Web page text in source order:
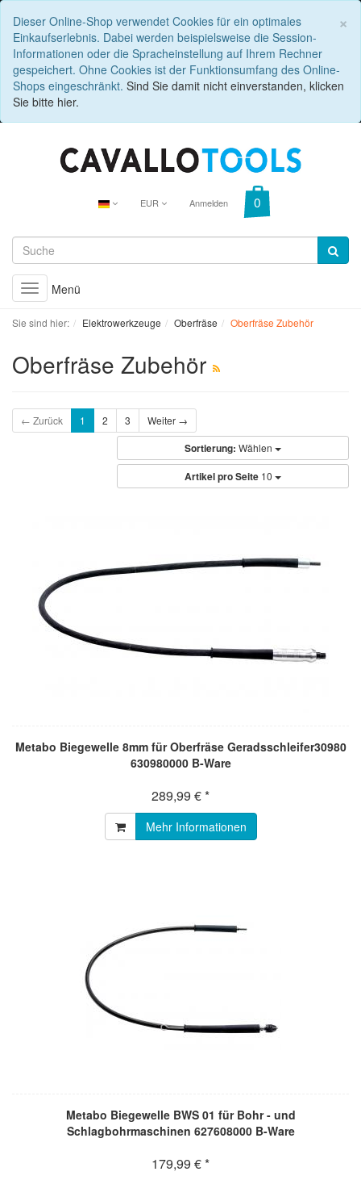
×
Dieser Online-Shop verwendet Cookies für ein optimales
Einkaufserlebnis. Dabei werden beispielsweise die Session-
Informationen oder die Spracheinstellung auf Ihrem Rechner
gespeichert. Ohne Cookies ist der Funktionsumfang des Online-
Shops eingeschränkt. Sind Sie damit nicht einverstanden, klicken
Sie bitte hier.
EUR Anmelden
Toggle
navigation
Menü
Sie sind hier: Elektrowerkzeuge Oberfräse Oberfräse Zubehör
Oberfräse Zubehör
← Zurück 1 2 3 Weiter →
Sortierung: Wählen
Artikel pro Seite 10
Metabo Biegewelle 8mm für Oberfräse Geradsschleifer30980
630980000 B-Ware
289,99 € *
Mehr Informationen
Metabo Biegewelle BWS 01 für Bohr - und
Schlagbohrmaschinen 627608000 B-Ware
179,99 € *